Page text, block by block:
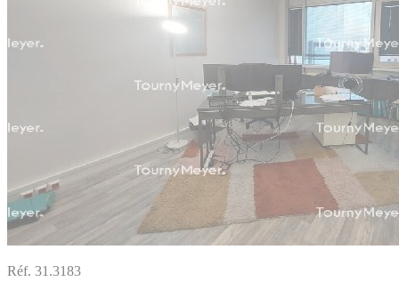
Réf. 31.3183